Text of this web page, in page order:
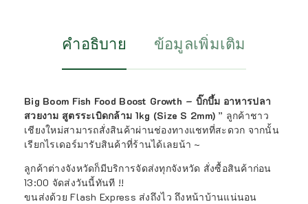
คำอธิบาย ข้อมูลเพิ่มเติม
Big Boom Fish Food Boost Growth – บิ๊กบึ้ม อาหารปลา
สวยงาม สูตรระเบิดกล้าม 1kg (Size S 2mm) ” ลูกค้าชาว
เชียงใหม่สามารถสั่งสินค้าผ่านช่องทางแชทที่สะดวก จากนั้น
เรียกไรเดอร์มารับสินค้าที่ร้านได้เลยน้า ~
ลูกค้าต่างจังหวัดก็มีบริการจัดส่งทุกจังหวัด สั่งซื้อสินค้าก่อน
13:00 จัดส่งวันนี้ทันที !!
ขนส่งด้วย Flash Express ส่งถึงไว ถึงหน้าบ้านแน่นอน